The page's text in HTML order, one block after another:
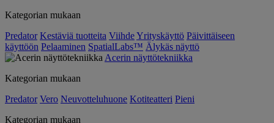
Kategorian mukaan
Predator Kestäviä tuotteita ViihdeYrityskäyttö Päivittäiseen
käyttöön Pelaaminen SpatialLabs™ Älykäs näyttö
Acerin näyttötekniikka
Kategorian mukaan
Predator Vero Neuvotteluhuone Kotiteatteri Pieni
Kategorian mukaan